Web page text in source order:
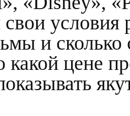
свои
и сколько
какой цене